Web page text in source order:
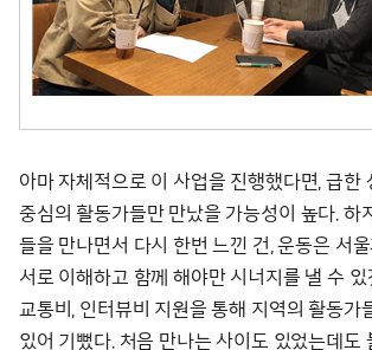
아마 자체적으로 이 사업을 진행했다면, 급한
중심의 활동가들만 만났을 가능성이 높다. 하
들을 만나면서 다시 한번 느낀 건, 운동은 서
서로 이해하고 함께 해야만 시너지를 낼 수 있
교통비, 인터뷰비 지원을 통해 지역의 활동가
있어 기뻤다. 처음 만나는 사이도 있었는데도